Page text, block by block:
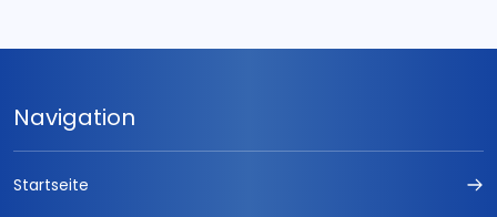
Navigation
Startseite